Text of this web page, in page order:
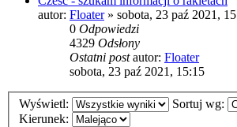
autor: Floater» sobota, 23 paź 2021,
0 Odpowiedzi
4329 Odsłony
Ostatni postautor: Floater
sobota, 23 paź 2021, 15:15
Wyświetl:
Sortuj wg:
Kierunek: